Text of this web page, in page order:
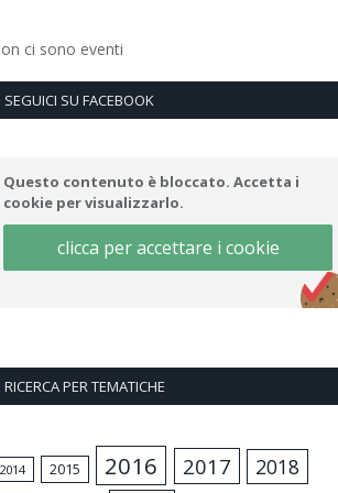
ci sono eventi
SEGUICI SU FACEBOOK
Questo contenuto è bloccato. Accetta i
cookie per visualizzarlo.
clicca per accettare i cookie
RICERCA PER TEMATICHE
2014 2015 2016 2017 2018